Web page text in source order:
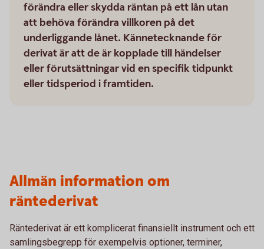
förändra eller skydda räntan på ett lån utan
att behöva förändra villkoren på det
underliggande lånet. Kännetecknande för
derivat är att de är kopplade till händelser
eller förutsättningar vid en specifik tidpunkt
eller tidsperiod i framtiden.
Allmän information om
räntederivat
Räntederivat är ett komplicerat finansiellt instrument och ett
samlingsbegrepp för exempelvis optioner, terminer,